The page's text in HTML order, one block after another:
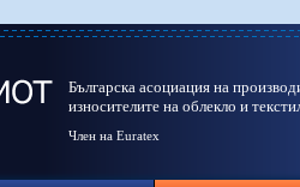
Българска асоциация на
износителите на облекло и
Член на Euratex